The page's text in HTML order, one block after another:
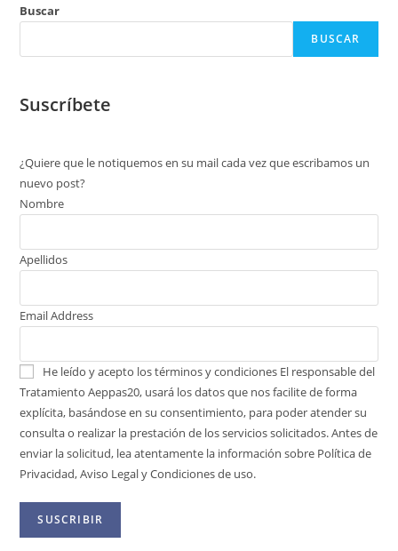
Buscar
BUSCAR
Suscríbete
¿Quiere que le notiquemos en su mail cada vez que escribamos un
nuevo post?
Nombre
Apellidos
Email Address
He leído y acepto los términos y condiciones El responsable del
Tratamiento Aeppas20, usará los datos que nos facilite de forma
explícita, basándose en su consentimiento, para poder atender su
consulta o realizar la prestación de los servicios solicitados. Antes de
enviar la solicitud, lea atentamente la información sobre Política de
Privacidad, Aviso Legal y Condiciones de uso.